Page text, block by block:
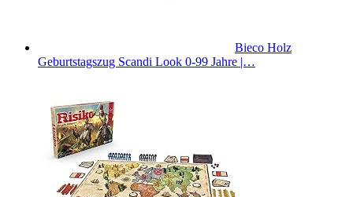
Bieco Holz
Geburtstagszug Scandi Look 0-99 Jahre |…